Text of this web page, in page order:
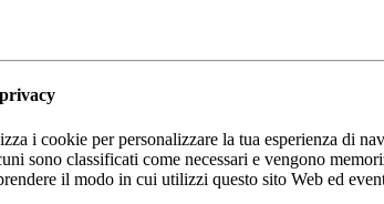
i cookie per personalizzare la tua esperienza di
sono classificati come necessari e vengono
il modo in cui utilizzi questo sito Web ed